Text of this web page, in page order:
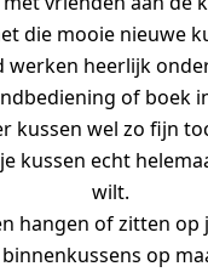
die mooie nieuwe
werken heerlijk
of boek
kussen wel zo fijn
kussen echt
wilt.
hangen of zitten op
binnenkussens op